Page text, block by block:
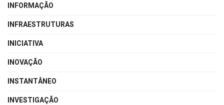
INFORMAÇÃO
INFRAESTRUTURAS
INICIATIVA
INOVAÇÃO
INSTANTÂNEO
INVESTIGAÇÃO